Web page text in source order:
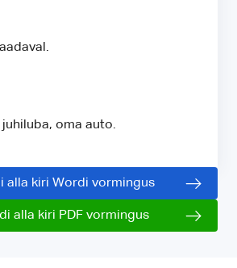
oma auto.
alla kiri Wordi vormingus
alla kiri PDF vormingus